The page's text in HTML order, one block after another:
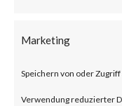
Marketing
Speichern von oder
Verwendung reduzierter
2023-